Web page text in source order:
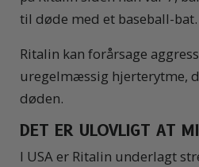
til døde med et baseball-bat.
Ritalin kan forårsage
uregelmæssig hjerterytme,
døden.
DET ER ULOVLIGT AT
I USA er Ritalin underlagt